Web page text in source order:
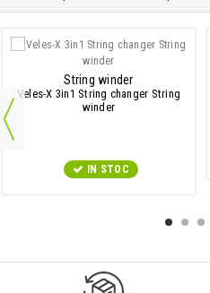
String winder
Veles-X 3in1 String changer String
winder
IN STOC